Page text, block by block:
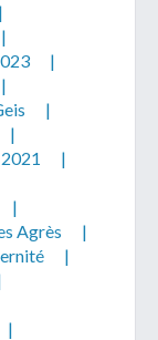
|
|
|
|
|
|
|
|
Agrès
|
|
|
ou
j'accepte
par la